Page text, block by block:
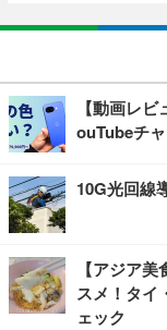
【動画レ
ouTubeチ
10G光回線
【アジア
スメ！タイ
ェック